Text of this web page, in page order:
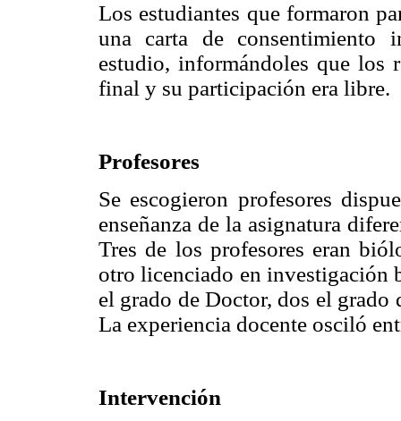
Los estudiantes que formaron
una carta de consentimiento
estudio, informándoles que los
final y su participación era libre.
Profesores
Se escogieron profesores
enseñanza de la asignatura
Tres de los profesores eran
otro licenciado en investigación
el grado de Doctor, dos el
La experiencia docente osciló
Intervención